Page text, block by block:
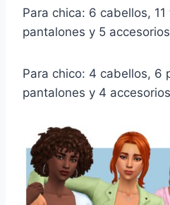
Para chica: 6 cabellos,
pantalones y 5
Para chico: 4 cabellos, 6
pantalones y 4